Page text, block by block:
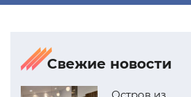
Свежие новости